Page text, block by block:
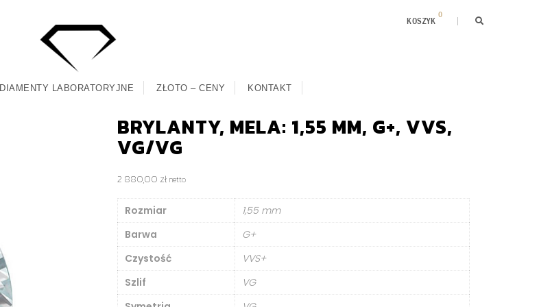
KOSZYK
0
DIAMENTY LABORATORYJNE ZŁOTO – CENY KONTAKT
BRYLANTY, MELA: 1,55 MM, G+, VVS,
VG/VG
2 880,00 zł netto
Rozmiar
1,55 mm
Barwa
G+
Czystość
VVS+
Szlif
VG